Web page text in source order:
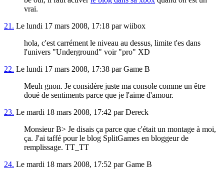
vrai.
21. Le lundi 17 mars 2008, 17:18 par wiibox
hola, c'est carrément le niveau au dessus, limite t'es dans
l'univers "Underground" voir "pro" XD
22. Le lundi 17 mars 2008, 17:38 par Game B
Meuh gnon. Je considère juste ma console comme un être
doué de sentiments parce que je l'aime d'amour.
23. Le mardi 18 mars 2008, 17:42 par Dereck
Monsieur B> Je disais ça parce que c'était un montage à moi,
ça. J'ai taffé pour le blog SplitGames en bloggeur de
remplissage. TT_TT
24. Le mardi 18 mars 2008, 17:52 par Game B